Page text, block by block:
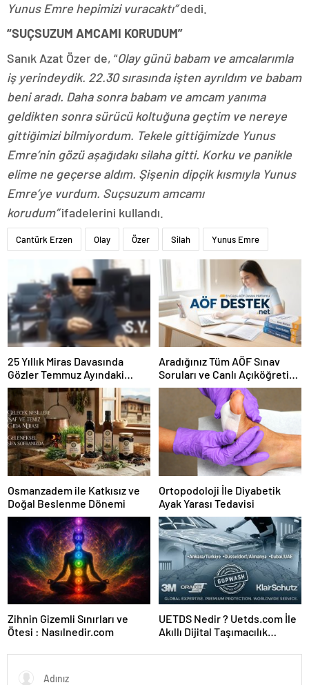
Yunus Emre hepimizi vuracaktı”dedi.
“SUÇSUZUM AMCAMI KORUDUM”
Sanık Azat Özer de, “Olay günü babam ve amcalarımla
iş yerindeydik. 22.30 sırasında işten ayrıldım ve babam
beni aradı. Daha sonra babam ve amcam yanıma
geldikten sonra sürücü koltuğuna geçtim ve nereye
gittiğimizi bilmiyordum. Tekele gittiğimizde Yunus
Emre’nin gözü aşağıdakı silaha gitti. Korku ve panikle
elime ne geçerse aldım. Şişenin dipçik kısmıyla Yunus
Emre’ye vurdum. Suçsuzum amcamı
korudum”ifadelerini kullandı.
Cantürk Erzen Olay Özer Silah Yunus Emre
25 Yıllık Miras Davasında
Gözler Temmuz Ayındaki
Karar Duruşmasına Çevrildi
Aradığınız Tüm AÖF Sınav
Soruları ve Canlı Açıköğretim
Forumu Burada
Osmanzadem ile Katkısız ve
Doğal Beslenme Dönemi
Ortopodoloji İle Diyabetik
Ayak Yarası Tedavisi
Zihnin Gizemli Sınırları ve
Ötesi : Nasılnedir.com
UETDS Nedir ? Uetds.com İle
Akıllı Dijital Taşımacılık